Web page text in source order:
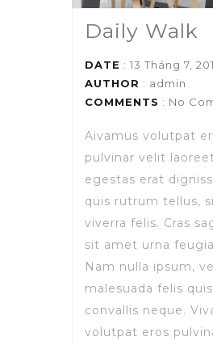
Daily Walk
DATE : 13 Tháng 7,
AUTHOR : admin
COMMENTS : No
Aivamus volutpat
pulvinar velit
egestas erat
quis rutrum tellus,
viverra felis. Cras
sit amet urna
Nam nulla ipsum,
malesuada felis
convallis neque.
volutpat eros